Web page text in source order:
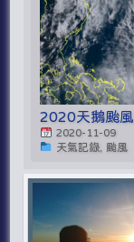
2020天鵝颱風
2020-11-09
天氣記錄, 颱風